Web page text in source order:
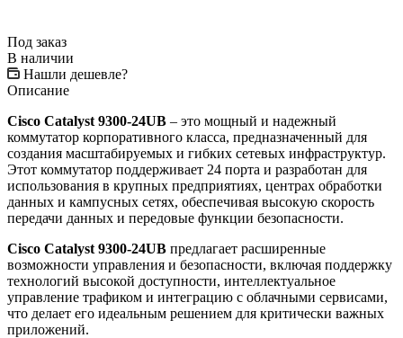
Под заказ
В наличии
Нашли дешевле?
Описание
Cisco Catalyst 9300-24UB – это мощный и надежный
коммутатор корпоративного класса, предназначенный для
создания масштабируемых и гибких сетевых инфраструктур.
Этот коммутатор поддерживает 24 порта и разработан для
использования в крупных предприятиях, центрах обработки
данных и кампусных сетях, обеспечивая высокую скорость
передачи данных и передовые функции безопасности.
Cisco Catalyst 9300-24UB предлагает расширенные
возможности управления и безопасности, включая поддержку
технологий высокой доступности, интеллектуальное
управление трафиком и интеграцию с облачными сервисами,
что делает его идеальным решением для критически важных
приложений.